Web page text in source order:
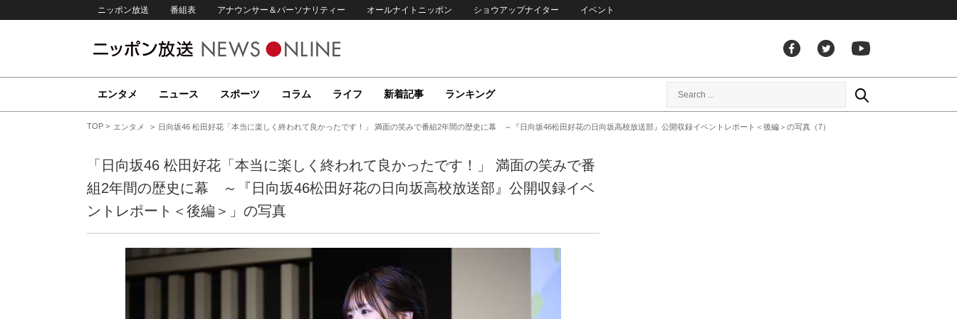
ニッポン放送 番組表 アナウンサー＆パーソナリティー オールナイトニッポン ショウアップナイター イベント
エンタメ ニュース スポーツ コラム ライフ 新着記事 ランキング
TOP エンタメ 日向坂46 松田好花「本当に楽しく終われて良かったです！」 満面の笑みで番組2年間の歴史に幕 ～『日向坂46松田好花の日向坂高校放送部』公開収録イベントレポート＜後編＞の写真（7）
「日向坂46 松田好花「本当に楽しく終われて良かったです！」 満面の笑みで番
組2年間の歴史に幕 ～『日向坂46松田好花の日向坂高校放送部』公開収録イベ
ントレポート＜後編＞」の写真